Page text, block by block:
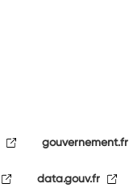
gouvernement.fr
data.gouv.fr